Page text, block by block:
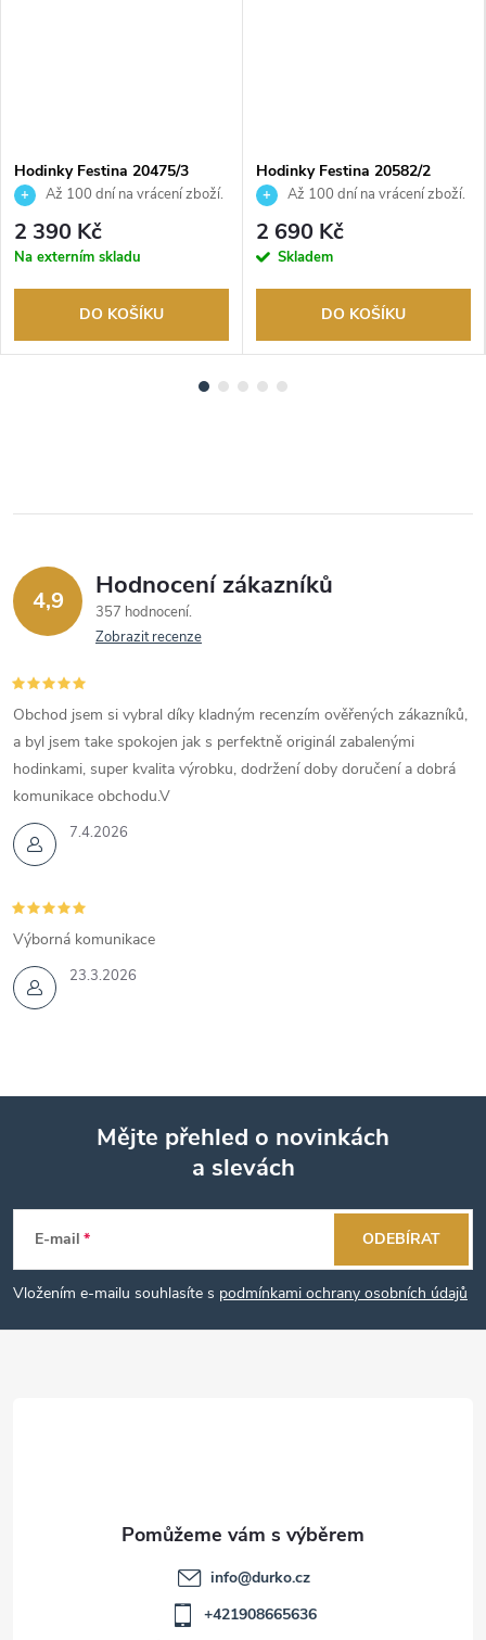
Hodinky Festina 20475/3
Až 100 dní na vrácení zboží.
Autorizovaný prodejce.
2 390 Kč
Na externím skladu
DO KOŠÍKU
Hodinky Festina 20582/2
Až 100 dní na vrácení zboží.
Autorizovaný prodejce.
2 690 Kč
Skladem
DO KOŠÍKU
4,9 Hodnocení zákazníků
357 hodnocení
Zobrazit recenze
7.4.2026
Obchod jsem si vybral díky kladným recenzím ověřených zákazníků,
a byl jsem take spokojen jak s perfektně originál zabalenými
hodinkami, super kvalita výrobku, dodržení doby doručení a dobrá
komunikace obchodu.V
23.3.2026
Výborná komunikace
p
a
Mějte přehled o novinkách
a slevách
E-mail
Vložením e-mailu souhlasíte s podmínkami ochrany osobních údajů
ODEBÍRAT
info@durko.cz
+421908665636